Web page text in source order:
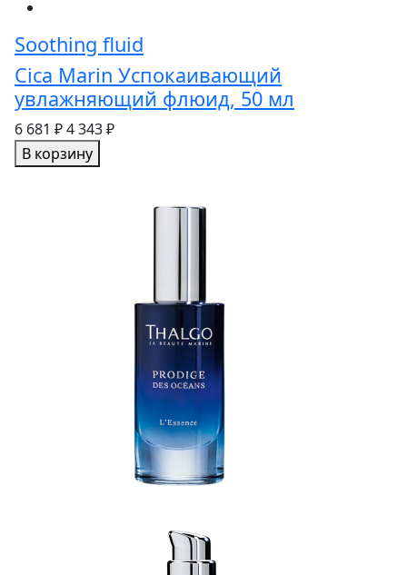
Soothing fluid
Cica Marin Успокаивающий
увлажняющий флюид, 50 мл
6 681 ₽4 343 ₽
В корзину